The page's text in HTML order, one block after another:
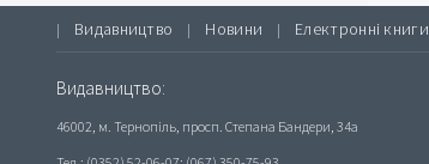
| Видавництво | Новини | Електронні книги
Видавництво:
46002, м. Тернопіль, просп. Степана Бандери, 34а